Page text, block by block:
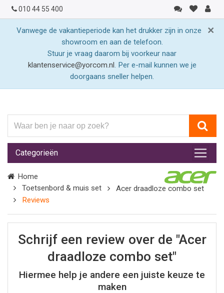
010 44 55 400
×
Vanwege de vakantieperiode kan het drukker zijn in onze
showroom en aan de telefoon.
Stuur je vraag daarom bij voorkeur naar
klantenservice@yorcom.nl. Per e-mail kunnen we je
doorgaans sneller helpen.
ben
je
naar
op
zoek?
Categorieën
Home
Toetsenbord & muis set
Acer draadloze combo set
Reviews
Schrijf een review over de "Acer
draadloze combo set"
Hiermee help je andere een juiste keuze te
maken